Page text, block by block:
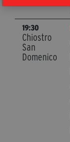
19:30
Chiostro
San
Domenico